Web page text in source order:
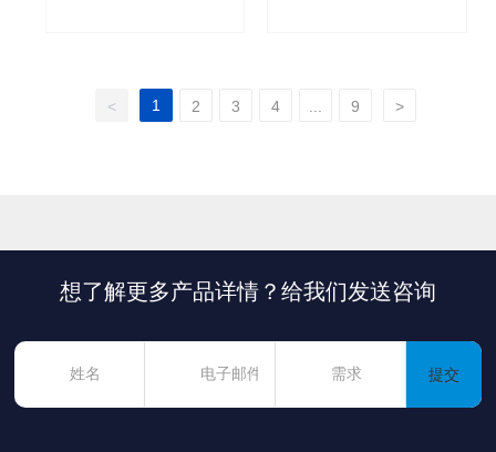
< 1 2 3 4 9 >
想了解更多产品详情？给我们发送咨询
提交